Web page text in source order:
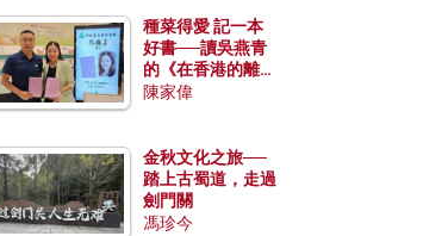
種菜得愛 記一本
好書──讀吳燕青
的《在香港的離島
種菜》
陳家偉
金秋文化之旅──
踏上古蜀道，走過
劍門關
馮珍今